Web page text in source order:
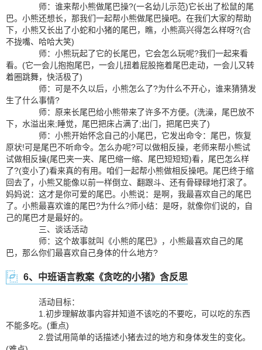
师：谁来帮小熊做尾巴操?(一名幼儿示范)它长出了松鼠的尾
巴。小熊还想长，那我们一起帮小熊做尾巴操吧。在我们大家的帮助
下，小熊又长出了小蛇和小猪的尾巴，瞧，小熊高兴得怎么样呀?(合
不拢嘴、哈哈大笑)
师：小熊玩起了它的长尾巴，它会怎么玩呢?我们一起来看
看。(它一会儿抱抱尾巴，一会儿扭着屁股拖着尾巴走动，一会儿又转
着圈跳舞，快活极了)
师：可是不久以后，小熊怎么了?为什么不开心，谁来猜猜发
生了什么事情?
师：原来长尾巴给小熊带来了许多不方便。(洗澡，尾巴放不
下，水溢出来;睡觉，尾巴把床占满了;出门，把尾巴夹了)
师：小熊开始怀念自己的小尾巴，它发出命令：尾巴，恢复
原状!可是尾巴不听命令。怎么办呢?可以做相反操，老师来帮小熊试
试做相反操(尾巴夹一夹、尾巴缩一缩、尾巴短短短)看，尾巴怎么样
了?(变小了)看来真的有用。咱们一起帮小熊做相反操吧。尾巴终于缩
回去了，小熊又能像以前一样倒立、翻跟斗、还有骨碌碌地打滚了。
妈妈说：这才是你可爱的尾巴。小熊说：是啊，我最喜欢自己的尾巴
了。小熊最喜欢谁的尾巴?为什么?师小结：是呀，就像你们说的，自
己的尾巴才是最好的。
三、谈话活动
师：这个故事就叫《小熊的尾巴》，小熊最喜欢自己的尾
巴，那么你们最喜欢自己身体的什么地方?
6、中班语言教案《贪吃的小猪》含反思
活动目标：
1.初步理解故事内容并知道不该吃的不要吃，可以吃的东西
不能多吃。(重点)
2.尝试用简单的话描述小猪去过的地方和身体发生的变化。